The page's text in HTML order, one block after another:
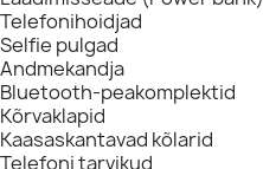
Telefonihoidjad
Selfie pulgad
Andmekandja
Bluetooth-peakomplektid
Kõrvaklapid
Kaasaskantavad kõlarid
Telefoni tarvikud